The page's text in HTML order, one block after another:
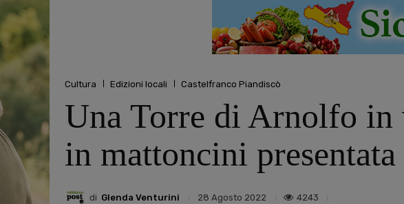
Cultura Edizioni locali Castelfranco Piandiscò
Una Torre di Arnolfo in
in mattoncini
di Glenda Venturini 28 Agosto 2022 4243